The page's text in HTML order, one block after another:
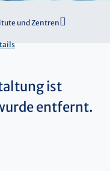
und Zentren
ist
entfernt.